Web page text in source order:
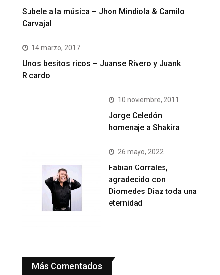
Subele a la música – Jhon Mindiola & Camilo
Carvajal
14 marzo, 2017
Unos besitos ricos – Juanse Rivero y Juank
Ricardo
10 noviembre, 2011
Jorge Celedón
homenaje a Shakira
26 mayo, 2022
Fabián Corrales,
agradecido con
Diomedes Diaz toda una
eternidad
Más Comentados